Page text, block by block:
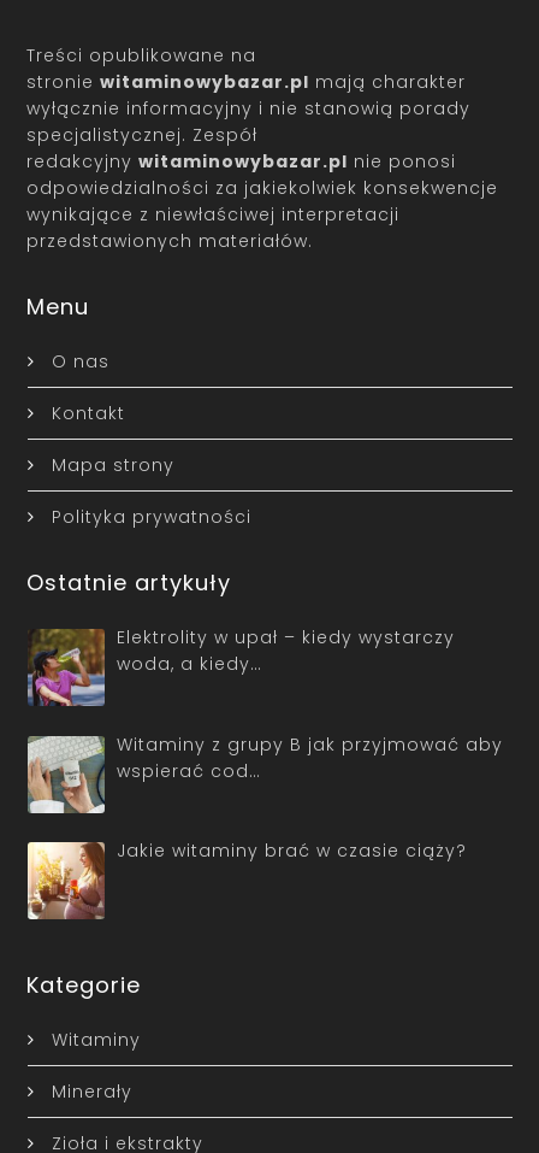
Treści opublikowane na
stroniewitaminowybazar.pl mają charakter
wyłącznie informacyjny i nie stanowią porady
specjalistycznej. Zespół
redakcyjnywitaminowybazar.pl nie ponosi
odpowiedzialności za jakiekolwiek konsekwencje
wynikające z niewłaściwej interpretacji
przedstawionych materiałów.
Menu
O nas
Kontakt
Mapa strony
Polityka prywatności
Ostatnie artykuły
Elektrolity w upał – kiedy wystarczy
woda, a kiedy…
Witaminy z grupy B jak przyjmować aby
wspierać cod…
Jakie witaminy brać w czasie ciąży?
Kategorie
Witaminy
Minerały
Zioła i ekstrakty